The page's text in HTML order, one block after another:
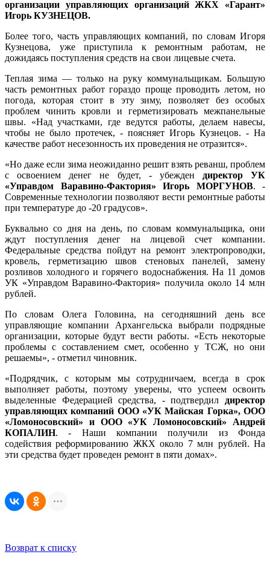
организации управляющих организаций ЖКХ «Гарант»
Игорь КУЗНЕЦОВ.
Более того, часть управляющих компаний, по словам Игоря
Кузнецова, уже приступила к ремонтным работам, не
дожидаясь поступления средств на свои лицевые счета.
Теплая зима — только на руку коммунальщикам. Большую
часть ремонтных работ гораздо проще проводить летом, но
погода, которая стоит в эту зиму, позволяет без особых
проблем чинить кровли и герметизировать межпанельные
швы. «Над участками, где ведутся работы, делаем навесы,
чтобы не было протечек, - поясняет Игорь Кузнецов. - На
качестве работ несезонность их проведения не отразится».
«Но даже если зима неожиданно решит взять реванш, проблем
с освоением денег не будет, - убежден директор УК
«Управдом Варавино-Фактория» Игорь МОРГУНОВ. -
Современные технологии позволяют вести ремонтные работы
при температуре до -20 градусов».
Буквально со дня на день, по словам коммунальщика, они
ждут поступления денег на лицевой счет компании.
Федеральные средства пойдут на ремонт электропроводки,
кровель, герметизацию швов стеновых панелей, замену
розливов холодного и горячего водоснабжения. На 11 домов
УК «Управдом Варавино-Фактория» получила около 14 млн
рублей.
По словам Олега Головина, на сегодняшний день все
управляющие компании Архангельска выбрали подрядные
организации, которые будут вести работы. «Есть некоторые
проблемы с составлением смет, особенно у ТСЖ, но они
решаемы», - отметил чиновник.
«Подрядчик, с которым мы сотрудничаем, всегда в срок
выполняет работы, поэтому уверены, что успеем освоить
выделенные Федерацией средства, - подтвердил директор
управляющих компаний ООО «УК Майская Горка», ООО
«Ломоносовский» и ООО «УК Ломоносовский» Андрей
КОПАЛИН. - Наши компании получили из Фонда
содействия реформированию ЖКХ около 7 млн рублей. На
эти средства будет проведен ремонт в пяти домах».
Возврат к списку